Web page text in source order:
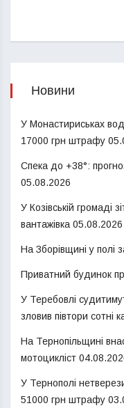
Новини
У Монастириськах
17000 грн штрафу
Спека до +38°:
05.08.2026
У Козівській громаді
вантажівка 05.08.2026
На Зборівщині у полі
Приватний будинок
У Теребовлі
зловив півтори сотні
На Тернопільщині
мотоцикліст
У Тернополі
51000 грн штрафу